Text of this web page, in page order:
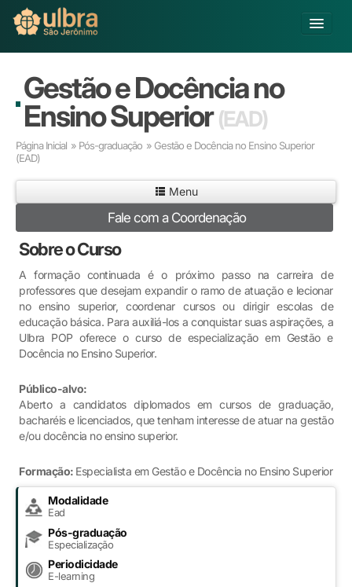
Buscar
Já sou Aluno
Educação a Distância
Pesquisa
Extensão
Infraestrutura e Serviços
Inovação
Sobre a ULBRA
Gestão e Docência no
Ensino Superior(EAD)
Página Inicial » Pós-graduação » Gestão e Docência no Ensino Superior
(EAD)
Menu
Fale com a Coordenação
Sobre o Curso
A formação continuada é o próximo passo na carreira de
professores que desejam expandir o ramo de atuação e lecionar
no ensino superior, coordenar cursos ou dirigir escolas de
educação básica. Para auxiliá-los a conquistar suas aspirações, a
Ulbra POP oferece o curso de especialização em Gestão e
Docência no Ensino Superior.
Público-alvo:
Aberto a candidatos diplomados em cursos de graduação,
bacharéis e licenciados, que tenham interesse de atuar na gestão
e/ou docência no ensino superior.
Formação: Especialista em Gestão e Docência no Ensino Superior
Modalidade
Ead
Pós-graduação
Especialização
Periodicidade
E-learning